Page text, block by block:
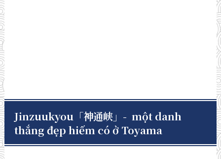
Jinzuukyou「神通峡」- một danh
thắng đẹp hiếm có ở Toyama